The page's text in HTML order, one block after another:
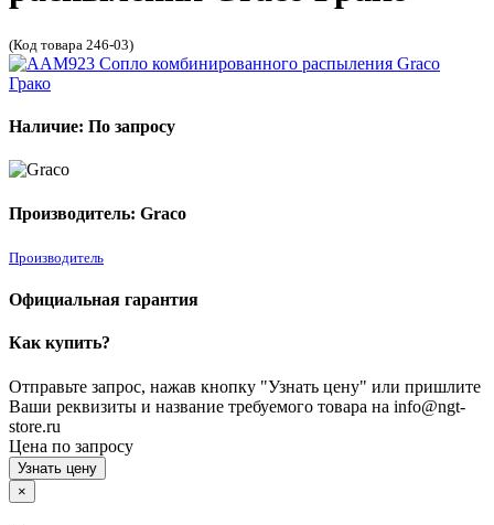
(Код товара 246-03)
Наличие: По запросу
Производитель: Graco
Производитель
Официальная гарантия
Как купить?
Отправьте запрос, нажав кнопку "Узнать цену" или пришлите
Ваши реквизиты и название требуемого товара на info@ngt-
store.ru
Цена по запросу
Узнать цену
×